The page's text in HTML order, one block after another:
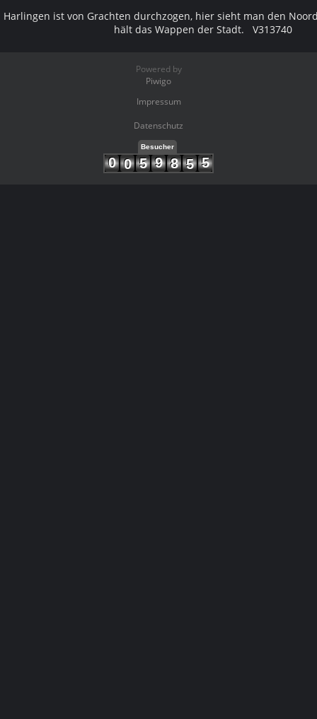
Harlingen ist von Grachten durchzogen, hier sieht man den
hält das Wappen der Stadt. V313740
Powered by
Piwigo
Impressum
Datenschutz
Besucher
0 0 5 9 8 5 5